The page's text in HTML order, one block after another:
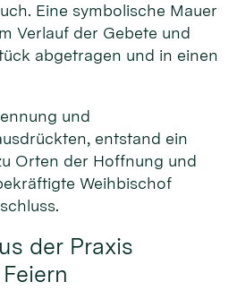
Eine symbolische Mauer
Verlauf der Gebete und
abgetragen und in einen
und
entstand ein
Orten der Hoffnung und
Weihbischof
der Praxis